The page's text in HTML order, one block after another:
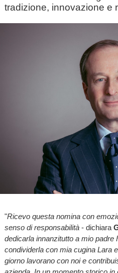
tradizione, innovazione e
"Ricevo questa nomina con
senso di responsabilità- dichiara
dedicarla innanzitutto a mio
condividerla con mia cugina Lara
giorno lavorano con noi e